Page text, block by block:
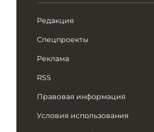
Редакция
Спецпроекты
Реклама
RSS
Правовая информация
Условия использования